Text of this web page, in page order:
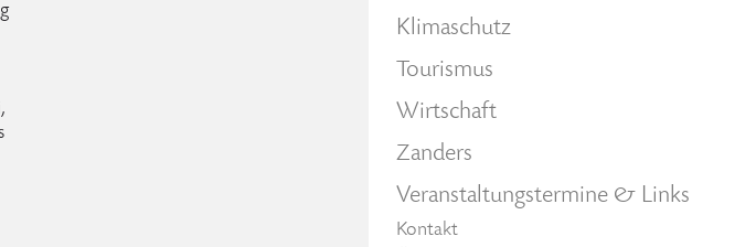
Klimaschutz
Tourismus
Wirtschaft
Zanders
Veranstaltungstermine & Links
Kontakt